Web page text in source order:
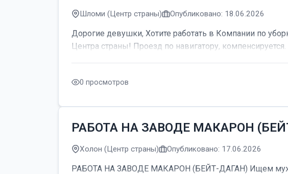
Шломи (Центр страны) Опубликовано: 18.06.2026
Дорогие девушки, Хотите работать в Компании по
Центра страны! Проезд по навигатору,
0 просмотров
РАБОТА НА ЗАВОДЕ МАКАРОН
Холон (Центр страны) Опубликовано: 17.06.2026
РАБОТА НА ЗАВОДЕ МАКАРОН (БЕЙТ-ДАГАН) Ищем